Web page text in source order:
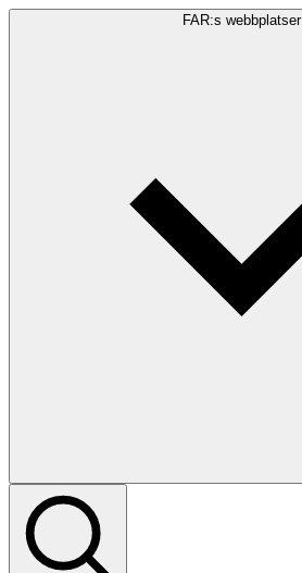
FAR:s webbplatser